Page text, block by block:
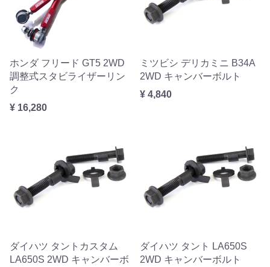
ホンダ フリード GT5 2WD
調整式スタビライザーリン
ク
¥ 16,280
ミツビシ デリカミニ B34A
2WD キャンバーボルト
¥ 4,840
ダイハツ タントカスタム
LA650S 2WD キャンバーボ
ダイハツ タント LA650S
2WD キャンバーボルト